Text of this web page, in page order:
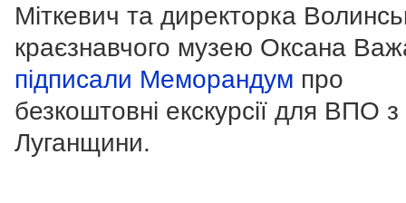
Міткевич та директорка
краєзнавчого музею Оксана
підписали Меморандум про
безкоштовні екскурсії для ВПО з
Луганщини.